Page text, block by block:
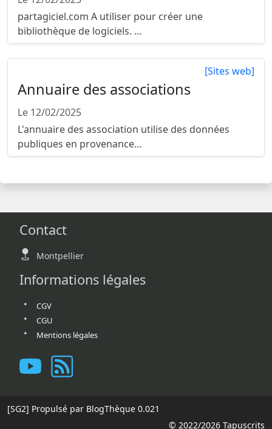
partagiciel.com A utiliser pour créer une
bibliothèque de logiciels. ...
[Sites web]
Annuaire des associations
Le 12/02/2025
L'annuaire des association utilise des données
publiques en provenance...
Contact
Montpellier
Informations légales
CGV
CGU
Mentions légales
[SG2] Propulsé par BlogThèque 0.021
© 2022/2026 Tapuscrits